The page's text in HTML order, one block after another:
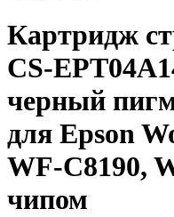
Картридж
CS-
черный
для Epson
WF-C8190,
чипом